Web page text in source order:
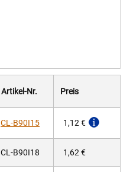
Artikel-Nr. Preis
CL-B90I15 1,12 €
CL-B90I18 1,62 €